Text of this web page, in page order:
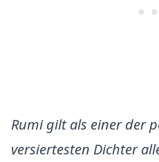
Rumi gilt als einer der
versiertesten Dichter